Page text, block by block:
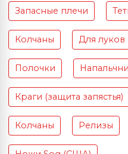
Запасные плечи
Колчаны Для луков
Полочки
Краги (защита запястья)
Колчаны Релизы